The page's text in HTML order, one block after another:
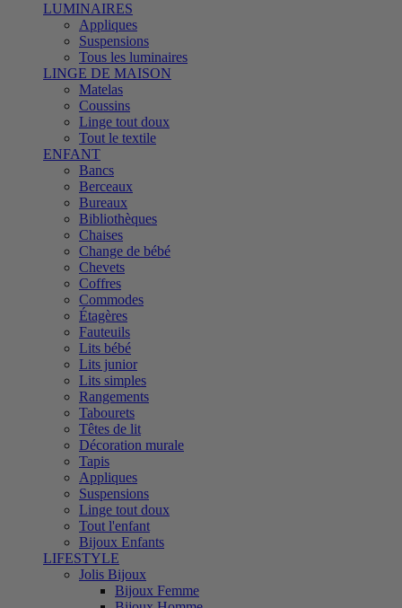
LUMINAIRES
Appliques
Suspensions
Tous les luminaires
LINGE DE MAISON
Matelas
Coussins
Linge tout doux
Tout le textile
ENFANT
Bancs
Berceaux
Bureaux
Bibliothèques
Chaises
Change de bébé
Chevets
Coffres
Commodes
Étagères
Fauteuils
Lits bébé
Lits junior
Lits simples
Rangements
Tabourets
Têtes de lit
Décoration murale
Tapis
Appliques
Suspensions
Linge tout doux
Tout l'enfant
Bijoux Enfants
LIFESTYLE
Jolis Bijoux
Bijoux Femme